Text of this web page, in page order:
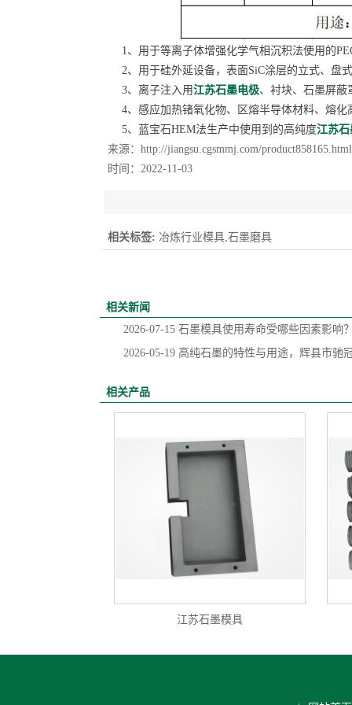
1、用于等离子体增强化学气相沉积法使用的
2、用于硅外延设备，表面SiC涂层的立式、盘式
3、离子注入用江苏石墨电极、衬块、石墨屏蔽
4、感应加热锗氧化物、区熔半导体材料、熔化
5、蓝宝石HEM法生产中使用到的高纯度江苏
来源： http://jiangsu.cgsmmj.com/product858165.html
时间：2022-11-03
相关标签: 冶炼行业模具,石墨磨具
相关新闻
2026-07-15 石墨模具使用寿命受哪些因素影响
2026-05-19 高纯石墨的特性与用途，辉县市驰
相关产品
江苏石墨模具